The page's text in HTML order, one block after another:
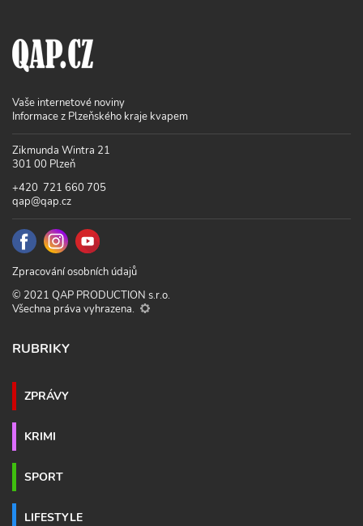
Vaše internetové noviny
Informace z Plzeňského kraje kvapem
Zikmunda Wintra 21
301 00 Plzeň
+420 721 660 705
qap@qap.cz
Zpracování osobních údajů
© 2021 QAP PRODUCTION s.r.o.
Všechna práva vyhrazena.
RUBRIKY
ZPRÁVY
KRIMI
SPORT
LIFESTYLE